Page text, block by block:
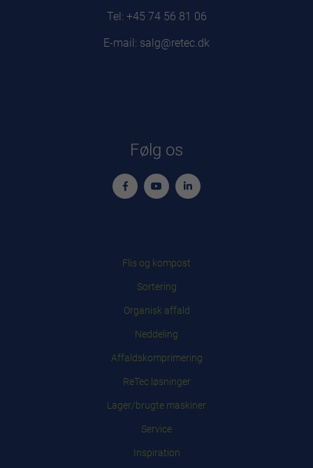
Tel: +45 74 56 81 06
E-mail: salg@retec.dk
Følg os
Flis og kompost
Sortering
Organisk affald
Neddeling
Affaldskomprimering
ReTec løsninger
Lager/brugte maskiner
Service
Inspiration